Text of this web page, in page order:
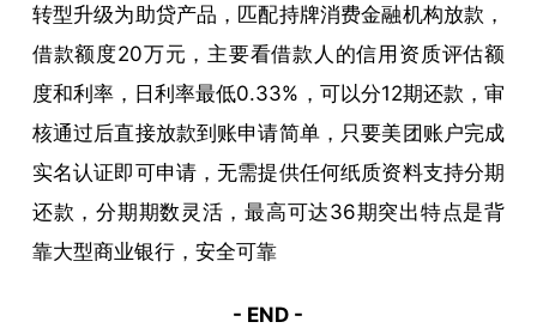
转型升级为助贷产品，匹配持牌消费金融机构放款，
借款额度20万元，主要看借款人的信用资质评估额
度和利率，日利率最低0.33%，可以分12期还款，审
核通过后直接放款到账申请简单，只要美团账户完成
实名认证即可申请，无需提供任何纸质资料支持分期
还款，分期期数灵活，最高可达36期突出特点是背
靠大型商业银行，安全可靠
- END -